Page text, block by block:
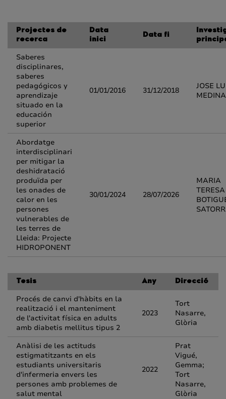
Projectes de
recerca
Data
inici
Data fi
Saberes
disciplinares,
saberes
pedagógicos y
aprendizaje
situado en la
educación
superior
01/01/2016 31/12/2018
JOSE
Abordatge
interdisciplinari
per mitigar la
deshidratació
produïda per
les onades de
calor en les
persones
vulnerables de
les terres de
Lleida: Projecte
HIDROPONENT
30/01/2024 28/07/2026
MARIA
TERESA
Tesis Any Direcció
Procés de canvi d'hàbits en la
realització i el manteniment
de l'activitat física en adults
amb diabetis mellitus tipus 2
2023
Tort
Nasarre,
Glòria
Anàlisi de les actituds
estigmatitzants en els
estudiants universitaris
d'infermeria envers les
persones amb problemes de
salut mental
2022
Prat
Vigué,
Gemma;
Tort
Nasarre,
Glòria